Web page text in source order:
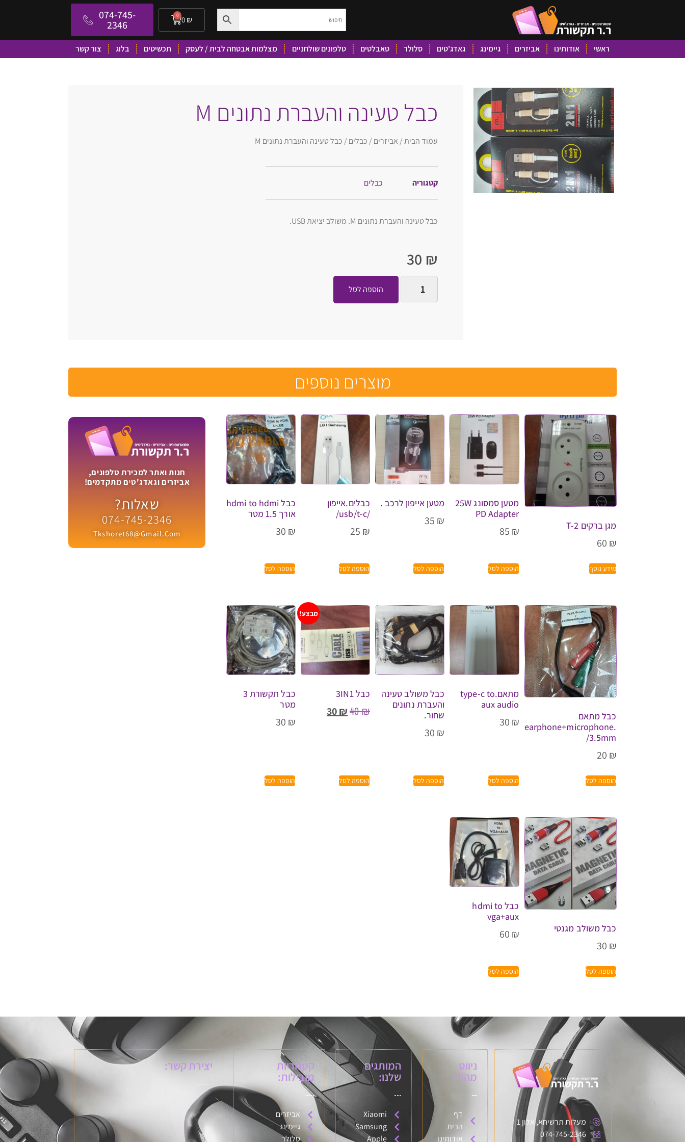
0 ₪
0
074-745-
2346
ראשי אודותינו אביזרים גיימינג גאדג'טים סלולר טאבלטים טלפונים שולחניים מצלמות אבטחה לבית / לעסק תכשיטים בלוג צור קשר
כבל טעינה והעברת נתונים M
עמוד הבית/אביזרים /כבלים / כבל טעינה והעברת נתונים M
קטגוריה כבלים
כבל טעינה והעברת נתונים M. משולב יציאת USB.
30 ₪
הוספה לסל
מוצרים נוספים
מגן ברקים T-2
60 ₪
מידע נוסף
מטען סמסונג 25W
PD Adapter
85 ₪
הוספה לסל
מטען אייפון לרכב .
35 ₪
הוספה לסל
כבלים.אייפון
/usb/t-c/
25 ₪
הוספה לסל
כבל hdmi to hdmi
אורך 1.5 מטר
30 ₪
הוספה לסל
כבל מתאם
.earphone+microphone
/3.5mm
20 ₪
הוספה לסל
מתאם.type-c to
aux audio
30 ₪
הוספה לסל
כבל משולב טעינה
והעברת נתונים
שחור.
30 ₪
הוספה לסל
מבצע!
כבל 3IN1
40₪
30₪
הוספה לסל
כבל תקשורת 3
מטר
30 ₪
הוספה לסל
כבל משולב מגנטי
30 ₪
הוספה לסל
כבל hdmi to
vga+aux
60 ₪
הוספה לסל
חנות ואתר למכירת טלפונים,
אביזרים וגאדג'טים מתקדמים!
שאלות?
074-745-2346
Tkshoret68@gmail.com
מעלות תרשיחא, אלון 1
074-745-2346
ניווט
מהיר:
דף
הבית
אודותינו
המותגים
שלנו:
Xiaomi
Samsung
Apple
קטגוריות
מובילות:
אביזרים
גיימינג
סלולר
יצירת קשר: